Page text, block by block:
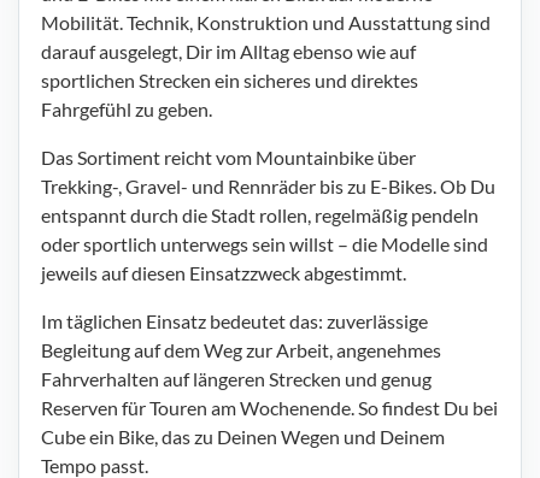
Mobilität. Technik, Konstruktion und Ausstattung sind
darauf ausgelegt, Dir im Alltag ebenso wie auf
sportlichen Strecken ein sicheres und direktes
Fahrgefühl zu geben.
Das Sortiment reicht vom Mountainbike über
Trekking-, Gravel- und Rennräder bis zu E-Bikes. Ob Du
entspannt durch die Stadt rollen, regelmäßig pendeln
oder sportlich unterwegs sein willst – die Modelle sind
jeweils auf diesen Einsatzzweck abgestimmt.
Im täglichen Einsatz bedeutet das: zuverlässige
Begleitung auf dem Weg zur Arbeit, angenehmes
Fahrverhalten auf längeren Strecken und genug
Reserven für Touren am Wochenende. So findest Du bei
Cube ein Bike, das zu Deinen Wegen und Deinem
Tempo passt.